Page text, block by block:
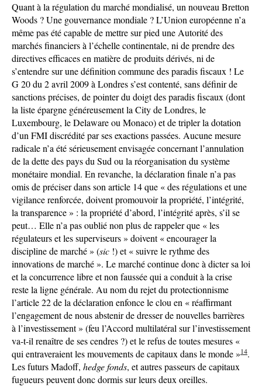
Quant à la régulation du marché mondialisé, un nouveau Bretton
Woods ? Une gouvernance mondiale ? L’Union européenne n’a
même pas été capable de mettre sur pied une Autorité des
marchés financiers à l’échelle continentale, ni de prendre des
directives efficaces en matière de produits dérivés, ni de
s’entendre sur une définition commune des paradis fiscaux ! Le
G 20 du 2 avril 2009 à Londres s’est contenté, sans définir de
sanctions précises, de pointer du doigt des paradis fiscaux (dont
la liste épargne généreusement la City de Londres, le
Luxembourg, le Delaware ou Monaco) et de tripler la dotation
d’un FMI discrédité par ses exactions passées. Aucune mesure
radicale n’a été sérieusement envisagée concernant l’annulation
de la dette des pays du Sud ou la réorganisation du système
monétaire mondial. En revanche, la déclaration finale n’a pas
omis de préciser dans son article 14 que « des régulations et une
vigilance renforcée, doivent promouvoir la propriété, l’intégrité,
la transparence » : la propriété d’abord, l’intégrité après, s’il se
peut… Elle n’a pas oublié non plus de rappeler que « les
régulateurs et les superviseurs » doivent « encourager la
discipline de marché » (sic !) et « suivre le rythme des
innovations de marché ». Le marché continue donc à dicter sa loi
et la concurrence libre et non faussée qui a conduit à la crise
reste la ligne générale. Au nom du rejet du protectionnisme
l’article 22 de la déclaration enfonce le clou en « réaffirmant
l’engagement de nous abstenir de dresser de nouvelles barrières
à l’investissement » (feu l’Accord multilatéral sur l’investissement
va-t-il renaître de ses cendres ?) et le refus de toutes mesures «
qui entraveraient les mouvements de capitaux dans le monde »14.
Les futurs Madoff, hedge fonds, et autres passeurs de capitaux
fugueurs peuvent donc dormis sur leurs deux oreilles.